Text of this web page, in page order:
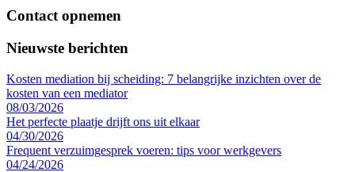
Contact opnemen
Nieuwste berichten
Kosten mediation bij scheiding: 7 belangrijke inzichten over de
kosten van een mediator
08/03/2026
Het perfecte plaatje drijft ons uit elkaar
04/30/2026
Frequent verzuimgesprek voeren: tips voor werkgevers
04/24/2026